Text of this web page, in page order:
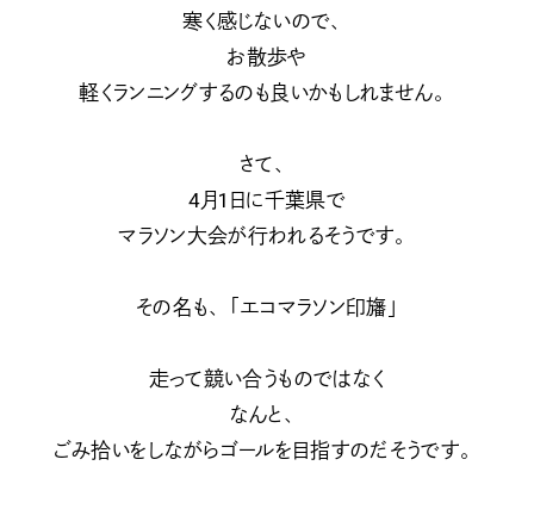
寒く感じないので、
お散歩や
軽くランニングするのも良いかもしれません。
さて、
4月1日に千葉県で
マラソン大会が行われるそうです。
その名も、「エコマラソン印旛」
走って競い合うものではなく
なんと、
ごみ拾いをしながらゴールを目指すのだそうです。